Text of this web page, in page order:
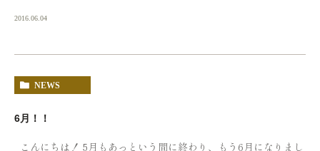
2016.06.04
NEWS
6月！！
こんにちは！ 5月もあっという間に終わり、もう6月になりまし